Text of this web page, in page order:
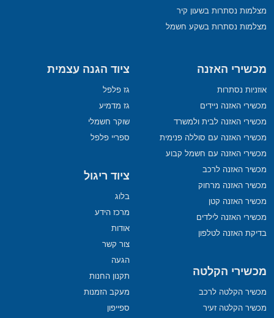
מצלמות נסתרות בשעון קיר
מצלמות נסתרות בשקע חשמל
מכשירי האזנה
אוזניות נסתרות
מכשירי האזנה ניידים
מכשירי האזנה לבית ולמשרד
מכשירי האזנה עם סוללה פנימית
מכשירי האזנה עם חשמל קבוע
מכשיר האזנה לרכב
מכשיר האזנה מרחוק
מכשיר האזנה קטן
מכשירי האזנה לילדים
בדיקת האזנה לטלפון
מכשירי הקלטה
מכשיר הקלטה לרכב
מכשיר הקלטה זעיר
ציוד הגנה עצמית
גז פלפל
גז מדמיע
שוקר חשמלי
ספריי פלפל
ציוד ריגול
בלוג
מרכז הידע
אודות
צור קשר
הגעה
תקנון החנות
מעקב הזמנות
ספייפון